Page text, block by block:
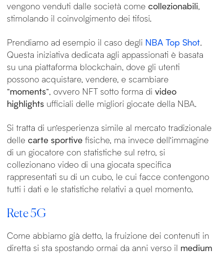
vengono venduti dalle società come collezionabili,
stimolando il coinvolgimento dei tifosi.
Prendiamo ad esempio il caso degli NBA Top Shot.
Questa iniziativa dedicata agli appassionati è basata
su una piattaforma blockchain, dove gli utenti
possono acquistare, vendere, e scambiare
“moments”, ovvero NFT sotto forma di video
highlightsufficiali delle migliori giocate della NBA.
Si tratta di un’esperienza simile al mercato tradizionale
delle carte sportivefisiche, ma invece dell’immagine
di un giocatore con statistiche sul retro, si
collezionano video di una giocata specifica
rappresentati su di un cubo, le cui facce contengono
tutti i dati e le statistiche relativi a quel momento.
Rete 5G
Come abbiamo già detto, la fruizione dei contenuti in
diretta si sta spostando ormai da anni verso il medium